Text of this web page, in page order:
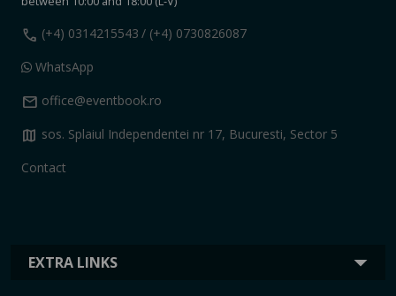
EXTRA LINKS
call (+4) 0314215543 / (+4) 0730826087
WhatsApp
mail office@eventbook.ro
map sos. Splaiul Independentei nr 17, Bucuresti, Sector 5
Contact